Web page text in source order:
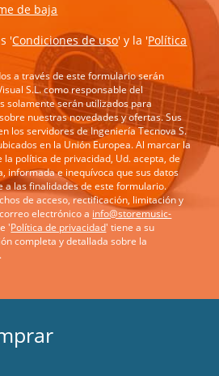
de baja
'Condiciones de uso' y la 'Política
a través de este formulario serán
S.L. como responsable del
solamente serán utilizados para
nuestras novedades y ofertas. Sus
los servidores de Ingeniería Tecnova S.
en la Unión Europea. Al marcar la
la política de privacidad, Ud. acepta, de
informada e inequívoca que sus datos
a las finalidades de este formulario.
de acceso, rectificación, limitación y
electrónico a info@storemusic-
'Política de privacidad' tiene a su
completa y detallada sobre la